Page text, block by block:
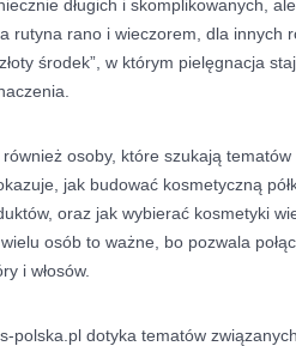
długich i skomplikowanych,
rutyna rano i wieczorem, dla innych
środek”, w którym pielęgnacja
osoby, które szukają
jak budować kosmetyczną
oraz jak wybierać kosmetyki
osób to ważne, bo pozwala
i włosów.
polska.pl dotyka tematów